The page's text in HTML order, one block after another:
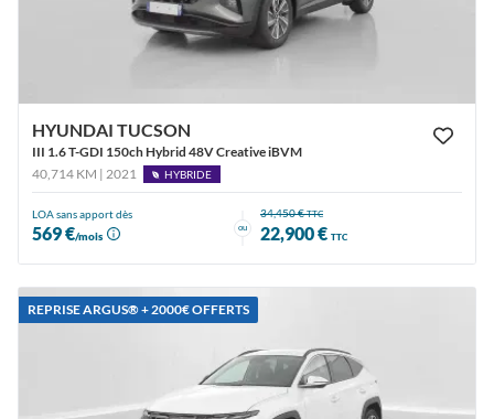
HYUNDAI TUCSON
III 1.6 T-GDI 150ch Hybrid 48V Creative iBVM
40,714 KM | 2021
HYBRIDE
LOA sans apport dès
569 €/mois
ou
34,450 €TTC
22,900 € TTC
REPRISE ARGUS®️ + 2000€ OFFERTS